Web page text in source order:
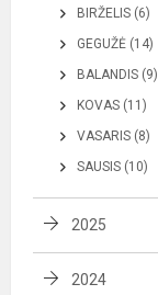
BIRŽELIS (6)
GEGUŽĖ (14)
BALANDIS (9)
KOVAS (11)
VASARIS (8)
SAUSIS (10)
2025
2024